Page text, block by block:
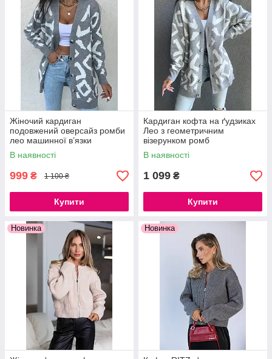
Жіночий кардиган
подовжений оверсайз ромби
лео машинної в’язки
Туреччина теплий, розмір 42-
48
В наявності
999 ₴ 1 100 ₴
Купити
Кардиган кофта на ґудзиках
Лео з геометричним
візерунком ромб
В наявності
1 099 ₴
Купити
Новинка Новинка